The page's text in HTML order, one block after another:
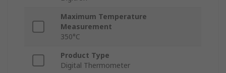
Maximum Temperature
Measurement
350°C
Product Type
Digital Thermometer